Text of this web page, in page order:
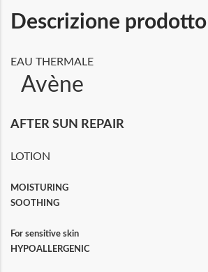
Descrizione prodotto
EAU THERMALE
Avène
AFTER SUN REPAIR
LOTION
MOISTURING
SOOTHING
For sensitive skin
HYPOALLERGENIC